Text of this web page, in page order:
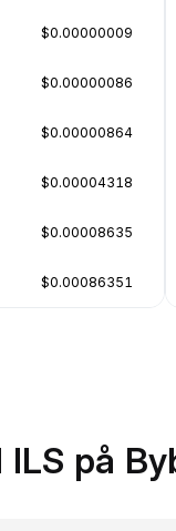
$0.00000009
$0.00000086
$0.00000864
$0.00004318
$0.00008635
$0.00086351
ILS på